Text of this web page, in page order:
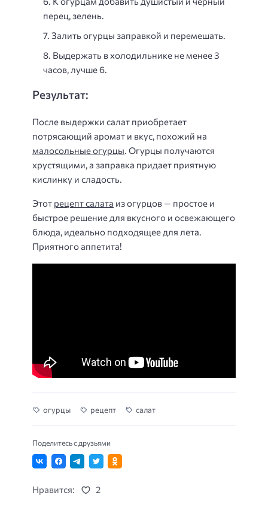
перец, зелень.
Залить огурцы заправкой и перемешать.
Выдержать в холодильнике не менее 3
часов, лучше 6.
Результат:
После выдержки салат приобретает
потрясающий аромат и вкус, похожий на
малосольные огурцы . Огурцы получаются
хрустящими, а заправка придает приятную
кислинку и сладость.
Этот рецепт салата из огурцов — простое и
быстрое решение для вкусного и освежающего
блюда, идеально подходящее для лета.
Приятного аппетита!
огурцы рецепт салат
Поделитесь с друзьями
Нравится: 2